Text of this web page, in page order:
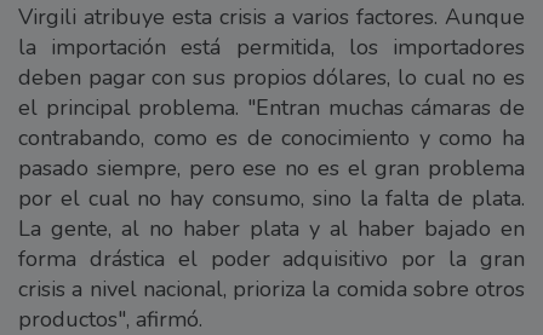
Virgili atribuye esta crisis a varios factores. Aunque
la importación está permitida, los importadores
deben pagar con sus propios dólares, lo cual no es
el principal problema. "Entran muchas cámaras de
contrabando, como es de conocimiento y como ha
pasado siempre, pero ese no es el gran problema
por el cual no hay consumo, sino la falta de plata.
La gente, al no haber plata y al haber bajado en
forma drástica el poder adquisitivo por la gran
crisis a nivel nacional, prioriza la comida sobre otros
productos", afirmó.